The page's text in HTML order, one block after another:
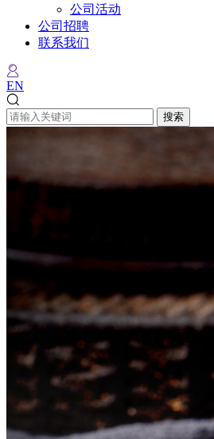
公司活动
公司招聘
联系我们
EN
搜索